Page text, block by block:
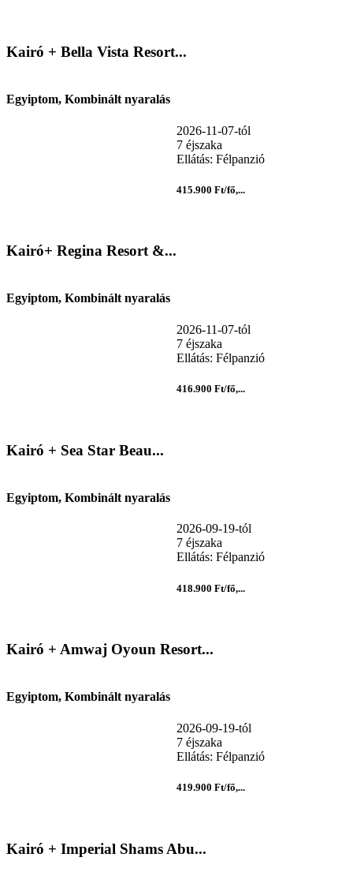
Kairó + Bella Vista Resort...
Egyiptom, Kombinált nyaralás
2026-11-07-tól
7 éjszaka
Ellátás: Félpanzió
415.900 Ft/fő,...
Kairó+ Regina Resort &...
Egyiptom, Kombinált nyaralás
2026-11-07-tól
7 éjszaka
Ellátás: Félpanzió
416.900 Ft/fő,...
Kairó + Sea Star Beau...
Egyiptom, Kombinált nyaralás
2026-09-19-tól
7 éjszaka
Ellátás: Félpanzió
418.900 Ft/fő,...
Kairó + Amwaj Oyoun Resort...
Egyiptom, Kombinált nyaralás
2026-09-19-tól
7 éjszaka
Ellátás: Félpanzió
419.900 Ft/fő,...
Kairó + Imperial Shams Abu...